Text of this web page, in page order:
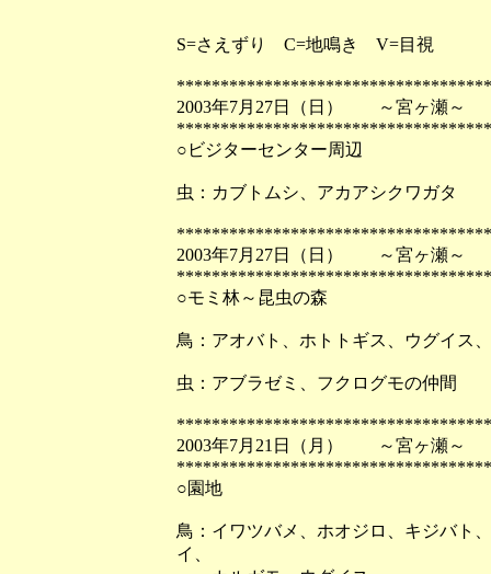
S=さえずり C=地鳴き V=目視
2003年7月27日（日） ～宮ヶ瀬～
○ビジターセンター周辺
虫：カブトムシ、アカアシクワガタ
2003年7月27日（日） ～宮ヶ瀬～
○モミ林～昆虫の森
鳥：アオバト、ホトトギス、ウグイス
虫：アブラゼミ、フクログモの仲間
2003年7月21日（月） ～宮ヶ瀬～
○園地
鳥：イワツバメ、ホオジロ、キジバト
イ、